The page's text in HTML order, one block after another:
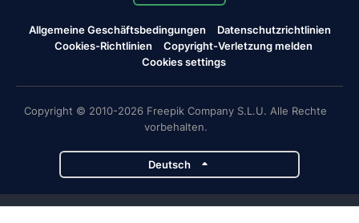
Allgemeine Geschäftsbedingungen
Datenschutzrichtlinien
Cookies-Richtlinien
Copyright-Verletzung melden
Cookies settings
Copyright © 2010-2026 Freepik Company S.L.U. Alle Rechte
vorbehalten.
Deutsch